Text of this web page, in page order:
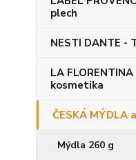
plech
NESTI DANTE -
LA
kosmetika
ČESKÁ MÝDLA
Mýdla 260 g